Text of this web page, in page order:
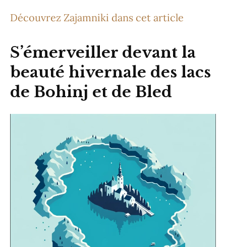
Découvrez Zajamniki dans cet article
S’émerveiller devant la
beauté hivernale des lacs
de Bohinj et de Bled